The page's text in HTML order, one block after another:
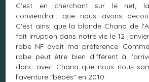
C'est en cherchant sur le net,
conviendrait que nous avons
C'est ainsi que la blonde Chana de
fait irruption dans notre vie le 12
robe NF avait ma préférence.
robe peut être bien différent à
donc avec Chana que nous nous
l'aventure "bébés" en 2010.